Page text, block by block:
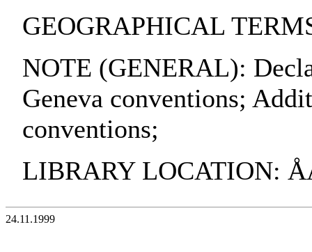
GEOGRAPHICAL
NOTE (GENERAL):
Geneva conventions;
conventions;
LIBRARY LOCATION:
24.11.1999